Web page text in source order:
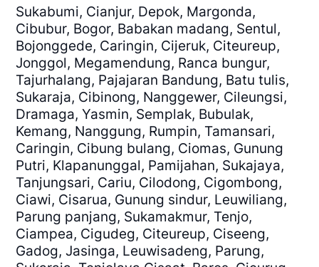
Sukabumi, Cianjur, Depok, Margonda,
Cibubur, Bogor, Babakan madang, Sentul,
Bojonggede, Caringin, Cijeruk, Citeureup,
Jonggol, Megamendung, Ranca bungur,
Tajurhalang, Pajajaran Bandung, Batu tulis,
Sukaraja, Cibinong, Nanggewer, Cileungsi,
Dramaga, Yasmin, Semplak, Bubulak,
Kemang, Nanggung, Rumpin, Tamansari,
Caringin, Cibung bulang, Ciomas, Gunung
Putri, Klapanunggal, Pamijahan, Sukajaya,
Tanjungsari, Cariu, Cilodong, Cigombong,
Ciawi, Cisarua, Gunung sindur, Leuwiliang,
Parung panjang, Sukamakmur, Tenjo,
Ciampea, Cigudeg, Citeureup, Ciseeng,
Gadog, Jasinga, Leuwisadeng, Parung,